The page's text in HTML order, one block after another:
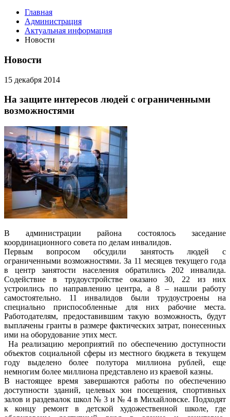
Главная
Администрация
Актуальная информация
Новости
Новости
15 декабря 2014
На защите интересов людей с ограниченными
возможностями
В администрации района состоялось заседание
координационного совета по делам инвалидов.
Первым вопросом обсудили занятость людей с
ограниченными возможностями. За 11 месяцев текущего года
в центр занятости населения обратились 202 инвалида.
Содействие в трудоустройстве оказано 30, 22 из них
устроились по направлению центра, а 8 – нашли работу
самостоятельно. 11 инвалидов были трудоустроены на
специально приспособленные для них рабочие места.
Работодателям, предоставившим такую возможность, будут
выплачены гранты в размере фактических затрат, понесенных
ими на оборудование этих мест.
На реализацию мероприятий по обеспечению доступности
объектов социальной сферы из местного бюджета в текущем
году выделено более полутора миллиона рублей, еще
немногим более миллиона представлено из краевой казны.
В настоящее время завершаются работы по обеспечению
доступности зданий, целевых зон посещения, спортивных
залов и раздевалок школ № 3 и № 4 в Михайловске. Подходят
к концу ремонт в детской художественной школе, где